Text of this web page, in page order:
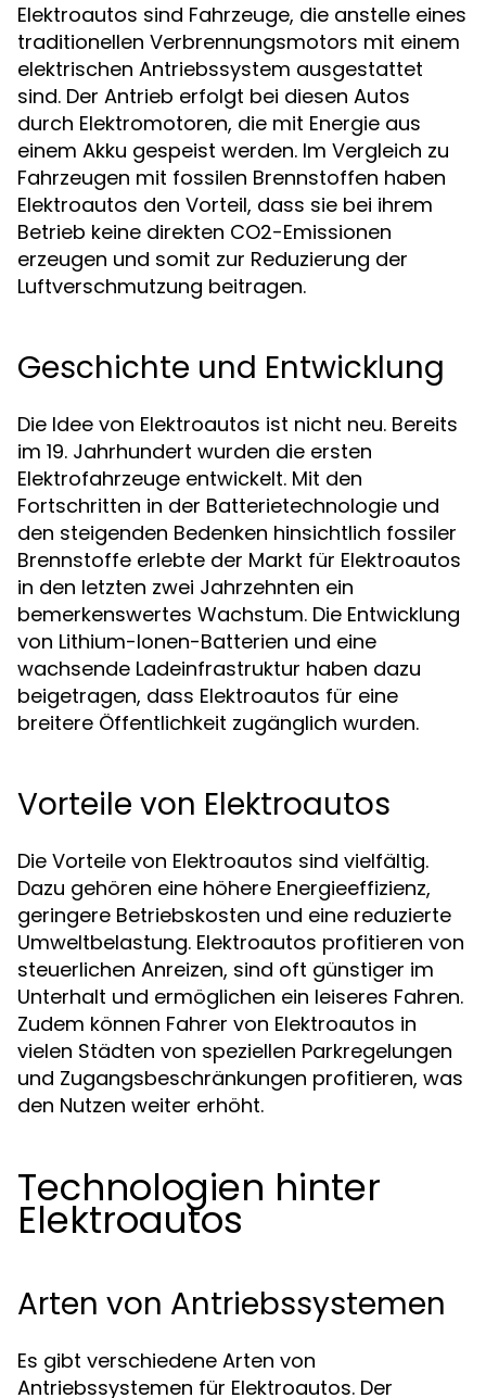
Elektroautos sind Fahrzeuge, die anstelle eines
traditionellen Verbrennungsmotors mit einem
elektrischen Antriebssystem ausgestattet
sind. Der Antrieb erfolgt bei diesen Autos
durch Elektromotoren, die mit Energie aus
einem Akku gespeist werden. Im Vergleich zu
Fahrzeugen mit fossilen Brennstoffen haben
Elektroautos den Vorteil, dass sie bei ihrem
Betrieb keine direkten CO2-Emissionen
erzeugen und somit zur Reduzierung der
Luftverschmutzung beitragen.
Geschichte und Entwicklung
Die Idee von Elektroautos ist nicht neu. Bereits
im 19. Jahrhundert wurden die ersten
Elektrofahrzeuge entwickelt. Mit den
Fortschritten in der Batterietechnologie und
den steigenden Bedenken hinsichtlich fossiler
Brennstoffe erlebte der Markt für Elektroautos
in den letzten zwei Jahrzehnten ein
bemerkenswertes Wachstum. Die Entwicklung
von Lithium-Ionen-Batterien und eine
wachsende Ladeinfrastruktur haben dazu
beigetragen, dass Elektroautos für eine
breitere Öffentlichkeit zugänglich wurden.
Vorteile von Elektroautos
Die Vorteile von Elektroautos sind vielfältig.
Dazu gehören eine höhere Energieeffizienz,
geringere Betriebskosten und eine reduzierte
Umweltbelastung. Elektroautos profitieren von
steuerlichen Anreizen, sind oft günstiger im
Unterhalt und ermöglichen ein leiseres Fahren.
Zudem können Fahrer von Elektroautos in
vielen Städten von speziellen Parkregelungen
und Zugangsbeschränkungen profitieren, was
den Nutzen weiter erhöht.
Technologien hinter
Elektroautos
Arten von Antriebssystemen
Es gibt verschiedene Arten von
Antriebssystemen für Elektroautos. Der